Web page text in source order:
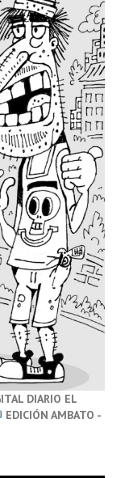
DIARIO EL
EDICIÓN AMBATO -